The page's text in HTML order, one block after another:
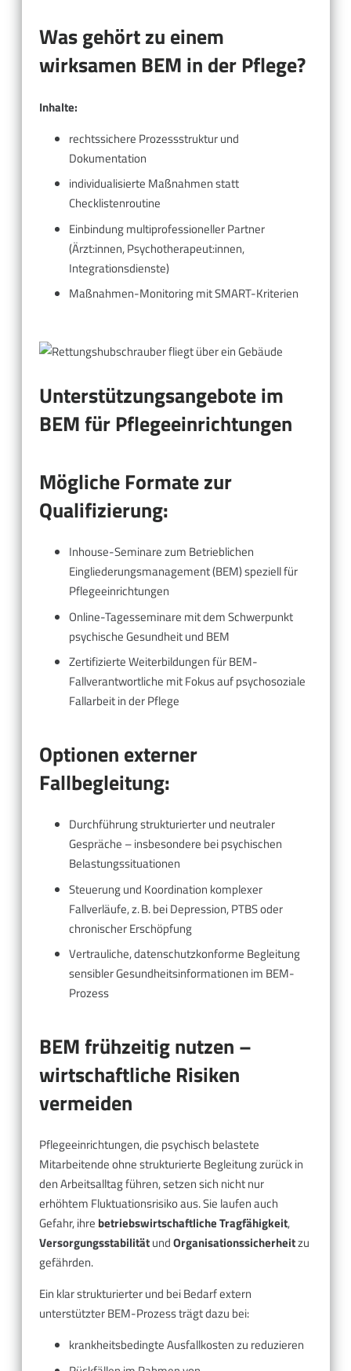
Was gehört zu einem
wirksamen BEM in der Pflege?
Inhalte:
rechtssichere Prozessstruktur und
Dokumentation
individualisierte Maßnahmen statt
Checklistenroutine
Einbindung multiprofessioneller Partner
(Ärzt:innen, Psychotherapeut:innen,
Integrationsdienste)
Maßnahmen-Monitoring mit SMART-Kriterien
Unterstützungsangebote im
BEM für Pflegeeinrichtungen
Mögliche Formate zur
Qualifizierung:
Inhouse-Seminare zum Betrieblichen
Eingliederungsmanagement (BEM) speziell für
Pflegeeinrichtungen
Online-Tagesseminare mit dem Schwerpunkt
psychische Gesundheit und BEM
Zertifizierte Weiterbildungen für BEM-
Fallverantwortliche mit Fokus auf psychosoziale
Fallarbeit in der Pflege
Optionen externer
Fallbegleitung:
Durchführung strukturierter und neutraler
Gespräche – insbesondere bei psychischen
Belastungssituationen
Steuerung und Koordination komplexer
Fallverläufe, z. B. bei Depression, PTBS oder
chronischer Erschöpfung
Vertrauliche, datenschutzkonforme Begleitung
sensibler Gesundheitsinformationen im BEM-
Prozess
BEM frühzeitig nutzen –
wirtschaftliche Risiken
vermeiden
Pflegeeinrichtungen, die psychisch belastete
Mitarbeitende ohne strukturierte Begleitung zurück in
den Arbeitsalltag führen, setzen sich nicht nur
erhöhtem Fluktuationsrisiko aus. Sie laufen auch
Gefahr, ihre betriebswirtschaftliche Tragfähigkeit,
VersorgungsstabilitätundOrganisationssicherheitzu
gefährden.
Ein klar strukturierter und bei Bedarf extern
unterstützter BEM-Prozess trägt dazu bei:
krankheitsbedingte Ausfallkosten zu reduzieren